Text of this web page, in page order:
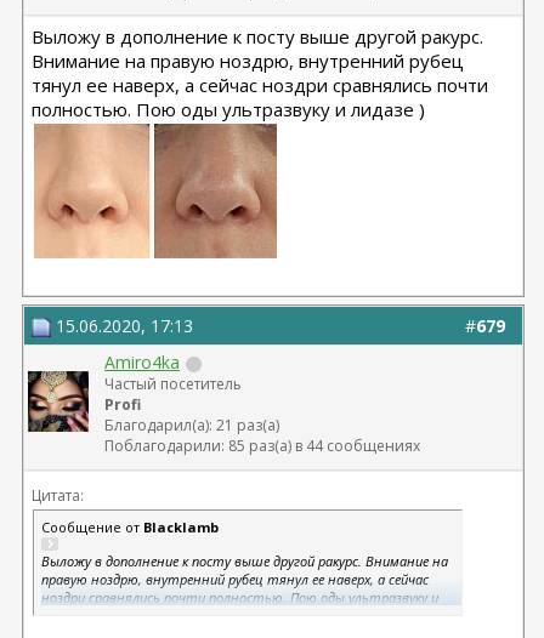
Выложу в дополнение к посту выше другой ракурс.
Внимание на правую ноздрю, внутренний рубец
тянул ее наверх, а сейчас ноздри сравнялись почти
полностью. Пою оды ультразвуку и лидазе )
#679
15.06.2020, 17:13
Amiro4ka
Частый посетитель
Profi
Благодарил(а): 21 раз(а)
Поблагодарили: 85 раз(а) в 44 сообщениях
Цитата:
Сообщение от Blacklamb
Выложу в дополнение к посту выше другой ракурс. Внимание на
правую ноздрю, внутренний рубец тянул ее наверх, а сейчас
ноздри сравнялись почти полностью. Пою оды ультразвуку и